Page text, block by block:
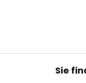
Sie